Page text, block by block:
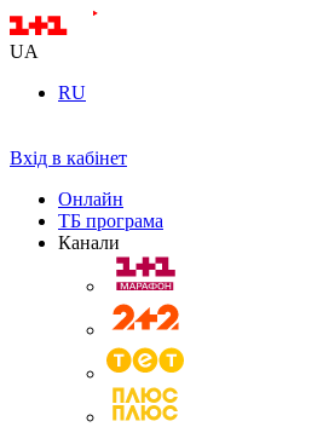
UA
RU
Вхід в кабінет
Онлайн
ТБ програма
Канали